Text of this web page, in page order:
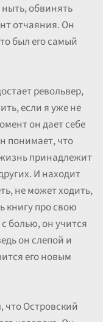
обвинять
отчаяния. Он
был его самый
револьвер,
если я уже не
он дает себе
понимает, что
жизнь принадлежит
И находит
не может ходить,
книгу про свою
болью, он учится
он слепой и
его новым
что Островский